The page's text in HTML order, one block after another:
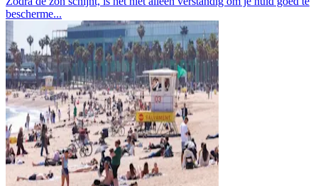
bescherme...